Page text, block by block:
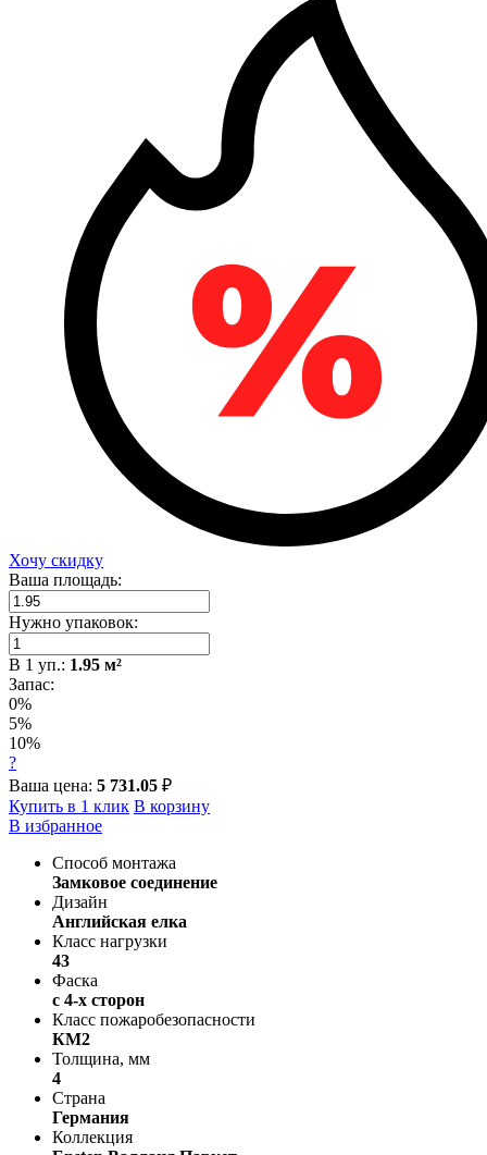
Хочу скидку
Ваша площадь:
Нужно упаковок:
В 1 уп.: 1.95 м²
Запас:
0%
5%
10%
?
Ваша цена: 5 731.05 ₽
Купить в 1 клик В корзину
В избранное
Способ монтажа
Замковое соединение
Дизайн
Английская елка
Класс нагрузки
43
Фаска
с 4-х сторон
Класс пожаробезопасности
КМ2
Толщина, мм
4
Страна
Германия
Коллекция